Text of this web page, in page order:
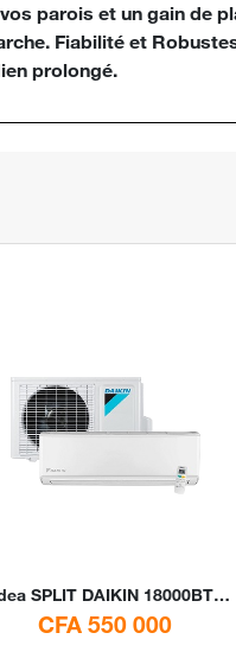
parois et un gain de
Fiabilité et
prolongé.
SPLIT DAIKIN 18000BTU INVERTER 2.5CV by Digital Stores
CFA 550 000